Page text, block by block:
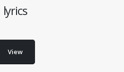
lyrics
View